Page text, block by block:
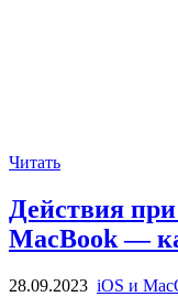
Читать
Действия
MacBook —
28.09.2023 iOS и